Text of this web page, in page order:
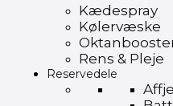
Kædespray
Kølervæske
Rens & Pleje
Reservedele